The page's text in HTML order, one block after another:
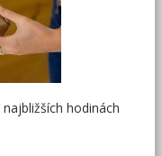
hodinách